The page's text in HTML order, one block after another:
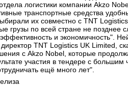
логистики компании Akzo
транспортные средства
их совместно с TNT
грузы по всей стране не позднее
и экономичность".
TNT Logistics UK Limited,
с Akzo Nobel, которые
участия в тендере с
ещё много лет".